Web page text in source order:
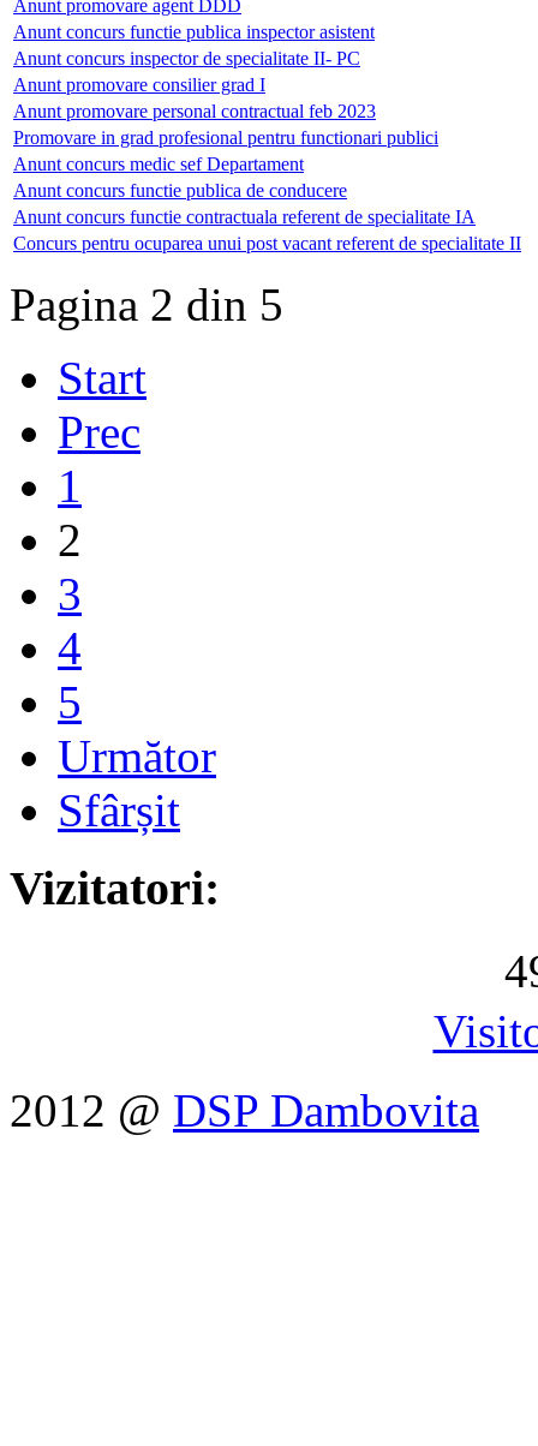
Anunt promovare agent DDD
Anunt concurs functie publica inspector asistent
Anunt concurs inspector de specialitate II- PC
Anunt promovare consilier grad I
Anunt promovare personal contractual feb 2023
Promovare in grad profesional pentru functionari publici
Anunt concurs medic sef Departament
Anunt concurs functie publica de conducere
Anunt concurs functie contractuala referent de specialitate IA
Concurs pentru ocuparea unui post vacant referent de specialitate II
Pagina 2 din 5
Start
Prec
1
2
3
4
5
Următor
Sfârșit
Vizitatori:
4
2012 @ DSP Dambovita